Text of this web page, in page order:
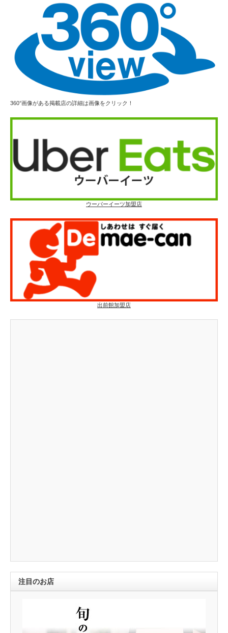
360°画像がある掲載店の詳細は画像をクリック！
ウーバーイーツ加盟店
出前館加盟店
注目のお店